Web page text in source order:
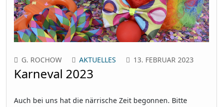
G. ROCHOW AKTUELLES 13. FEBRUAR 2023
Karneval 2023
Auch bei uns hat die närrische Zeit begonnen. Bitte